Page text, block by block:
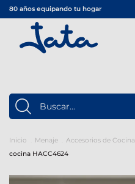
80 años equipando tu hogar
Inicio Menaje Accesorios de Cocina
cocina HACC4624